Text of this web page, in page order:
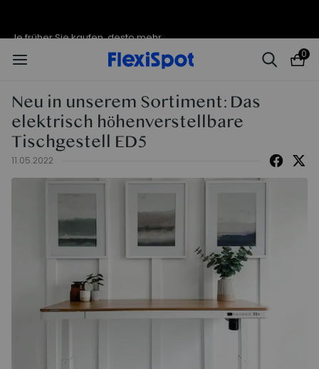
Rabatt
0
Neu in unserem Sortiment: Das
elektrisch höhenverstellbare
Tischgestell ED5
11.05.2022